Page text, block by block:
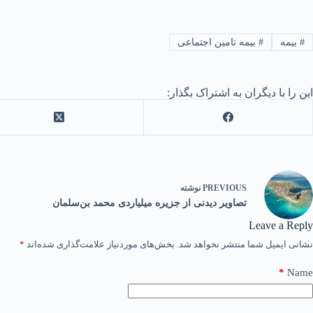
#بیمه #بیمه تامین اجتماعی
این را با دیگران به اشتراک بگذار:
PREVIOUS نوشته
تصاویر دیدنی از جزیره میلیاردی محمد بن‌سلمان
Leave a Reply
نشانی ایمیل شما منتشر نخواهد شد. بخش‌های موردنیاز علامت‌گذاری شده‌اند *
Name
*